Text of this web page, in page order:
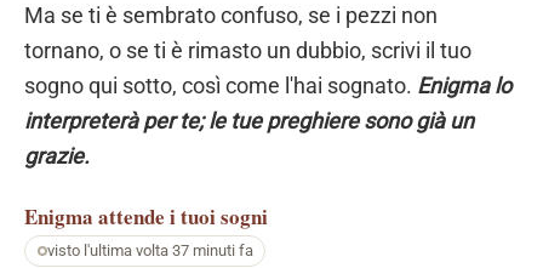
Ma se ti è sembrato confuso, se i pezzi non
tornano, o se ti è rimasto un dubbio, scrivi il tuo
sogno qui sotto, così come l'hai sognato. Enigma lo
interpreterà per te; le tue preghiere sono già un
grazie.
Enigma attende i tuoi sogni
visto l'ultima volta 37 minuti fa